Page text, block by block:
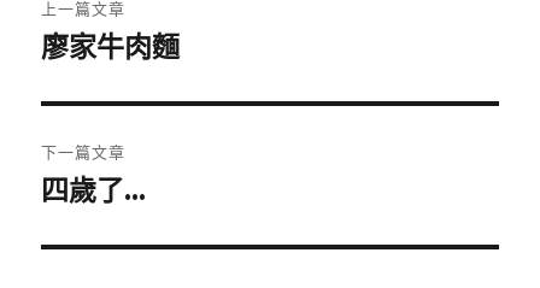
章
覽
上一篇文章
上
篇
文
章:
廖家牛肉麵
下一篇文章
下
篇
四歲了…